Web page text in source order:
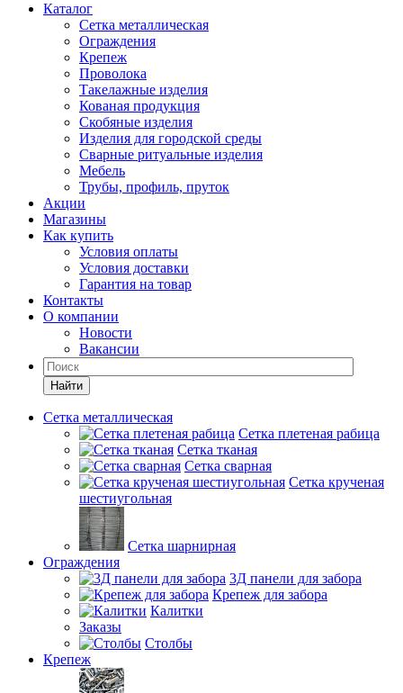
Каталог
Сетка металлическая
Ограждения
Крепеж
Проволока
Такелажные изделия
Кованая продукция
Скобяные изделия
Изделия для городской среды
Сварные ритуальные изделия
Мебель
Трубы, профиль, пруток
Акции
Магазины
Как купить
Условия оплаты
Условия доставки
Гарантия на товар
Контакты
О компании
Новости
Вакансии
Найти
Сетка металлическая
Сетка плетеная рабица
Сетка тканая
Сетка сварная
Сетка крученая
шестиугольная
Сетка шарнирная
Ограждения
3Д панели для забора
Крепеж для забора
Калитки
Заказы
Столбы
Крепеж